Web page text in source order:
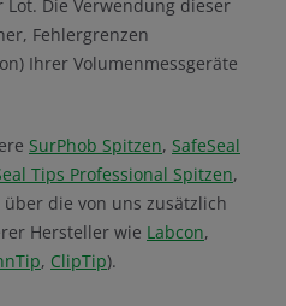
Lot. Die Verwendung dieser
Fehlergrenzen
Ihrer Volumenmessgeräte
SurPhob Spitzen, SafeSeal
Tips Professional Spitzen,
über die von uns zusätzlich
Hersteller wie Labcon,
, ClipTip).